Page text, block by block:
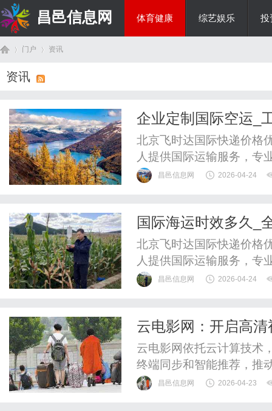
昌邑信息网 体育健康 综艺娱乐 投
门户 资讯
资讯
企业定制国际空运_
_上飞时达快递官网
北京飞时达国际快递价格
人提供国际运输服务，专
际快递、UPS国际快递、
运，以“长期合作、定制
昌邑信息网 2026-04-24
国际海运时效多久_
_上飞时达快递官网
北京飞时达国际快递价格
人提供国际运输服务，专
际快递、UPS国际快递、
输方式(直航/中转)的时效
昌邑信息网 2026-04-24
云电影网：开启高
云电影网依托云计算技术
终端同步和智能推荐，推
昌邑信息网 2026-04-23